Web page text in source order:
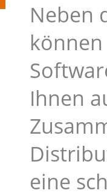
Neben
Ihnen
eine